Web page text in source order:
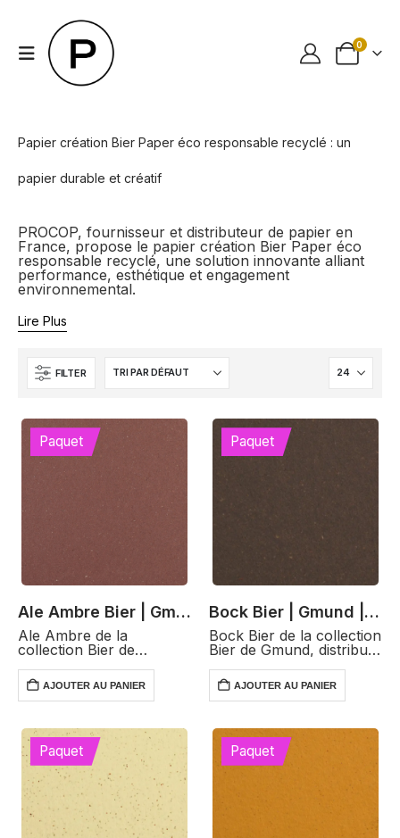
0
Papier création Bier Paper éco responsable recyclé : un
papier durable et créatif
PROCOP, fournisseur et distributeur de papier en
France, propose le papier création Bier Paper éco
responsable recyclé, une solution innovante alliant
performance, esthétique et engagement
environnemental.
Lire Plus
FILTER
Paquet
Ale Ambre Bier | Gmund
Ale Ambre de la
collection Bier de
PROCOP, est un papier
de haute qualité avec
une teinte ambrée
attrayante. Avec un
grammage de 250 g/m²…
AJOUTER AU PANIER
Paquet
Bock Bier | Gmund | Marron
Bock Bier de la collection
Bier de Gmund, distribué
papier haut de gamme
inspiré par les nuances
riches de la bière Bock.
AJOUTER AU PANIER
Paquet Paquet